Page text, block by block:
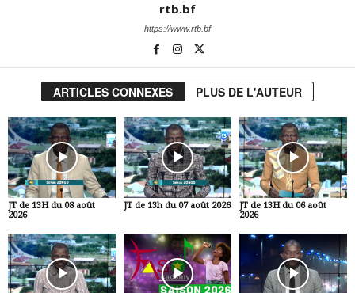
rtb.bf
https://www.rtb.bf
ARTICLES CONNEXES PLUS DE L'AUTEUR
JT de 13H du 08 août
2026
JT de 13h du 07 août 2026
JT de 13H du 06 août
2026